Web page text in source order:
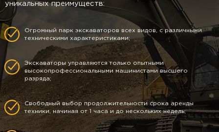
уникальных преимуществ:
Огромный парк экскаваторов всех видов, с различными
техническими характеристиками;
Экскаваторы управляются только опытными
высокопрофессиональными машинистами высшего
разряда;
Свободный выбор продолжительности срока аренды
техники, начиная от 1 часа и до нескольких недель;